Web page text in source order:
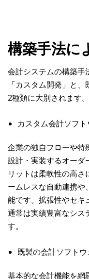
構築手法に
会計システムの構築手
「カスタム開発」と
2種類に大別されます。
カスタム会計ソフト
企業の独自フローや特
設計・実装するオーダ
リットは柔軟性の高
ームレスな自動連携
能です。拡張性やセキ
通常は実績豊富なシス
す。
既製の会計ソフトウ
基本的な会計機能を網